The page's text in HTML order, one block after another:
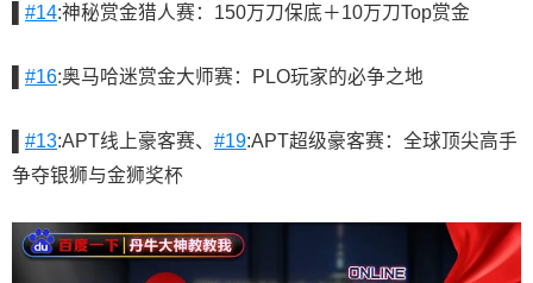
#14:神秘赏金猎人赛：150万刀保底＋10万刀Top赏金
#16:奥马哈迷赏金大师赛：PLO玩家的必争之地
#13:APT线上豪客赛、 #19:APT超级豪客赛：全球顶尖高手
争夺银狮与金狮奖杯